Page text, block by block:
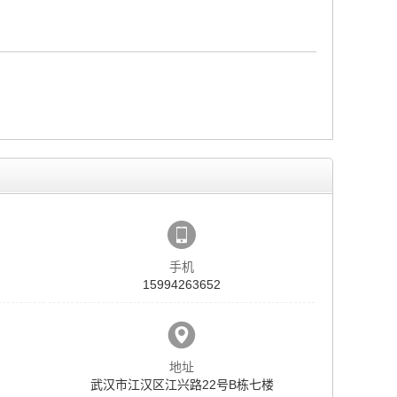
手机
15994263652
地址
武汉市江汉区江兴路22号B栋七楼